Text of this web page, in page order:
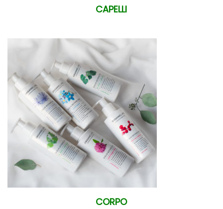
CAPELLI
CORPO